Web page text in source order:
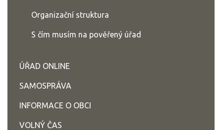
Organizační struktura
S čím musím na pověřený úřad
ÚŘAD ONLINE
SAMOSPRÁVA
INFORMACE O OBCI
VOLNÝ ČAS